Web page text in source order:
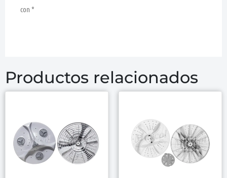
con *
Productos relacionados